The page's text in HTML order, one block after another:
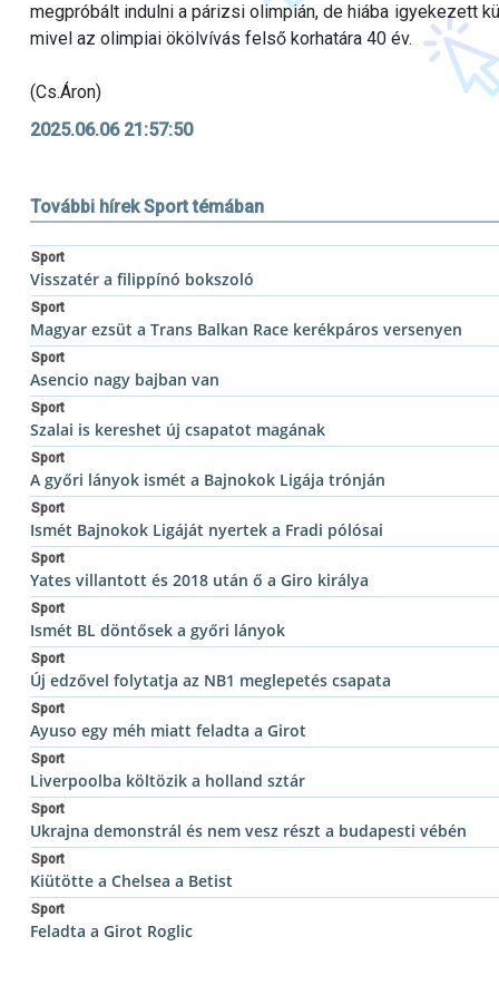
megpróbált indulni a párizsi olimpián, de hiába igyekezett
mivel az olimpiai ökölvívás felső korhatára 40 év.
(Cs.Áron)
2025.06.06 21:57:50
További hírek Sport témában
Sport
Visszatér a filippínó bokszoló
Sport
Magyar ezsüt a Trans Balkan Race kerékpáros versenyen
Sport
Asencio nagy bajban van
Sport
Szalai is kereshet új csapatot magának
Sport
A győri lányok ismét a Bajnokok Ligája trónján
Sport
Ismét Bajnokok Ligáját nyertek a Fradi pólósai
Sport
Yates villantott és 2018 után ő a Giro királya
Sport
Ismét BL döntősek a győri lányok
Sport
Új edzővel folytatja az NB1 meglepetés csapata
Sport
Ayuso egy méh miatt feladta a Girot
Sport
Liverpoolba költözik a holland sztár
Sport
Ukrajna demonstrál és nem vesz részt a budapesti vébén
Sport
Kiütötte a Chelsea a Betist
Sport
Feladta a Girot Roglic